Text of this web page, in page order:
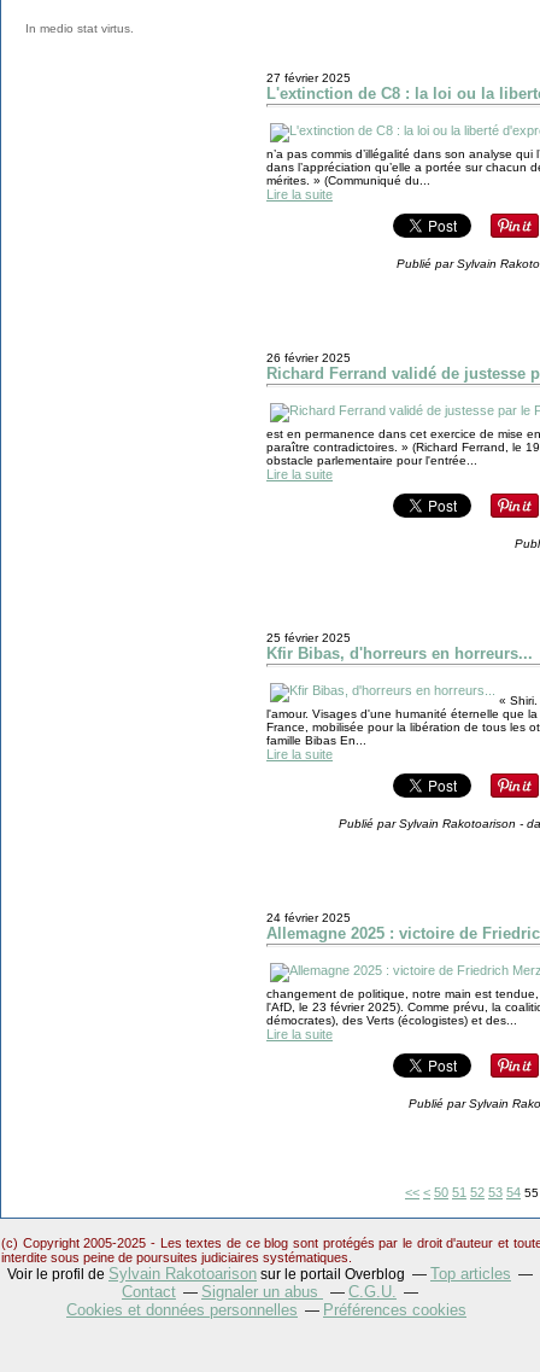
In medio stat virtus.
27 février 2025
L'extinction de C8 : la loi ou la
n’a pas commis d’illégalité dans son analyse
dans l’appréciation qu’elle a portée sur chacun
mérites. » (Communiqué du...
Lire la suite
Publié par Sylvain
26 février 2025
Richard Ferrand validé de justesse
est en permanence dans cet exercice de mise
paraître contradictoires. » (Richard Ferrand, le
obstacle parlementaire pour l'entrée...
Lire la suite
25 février 2025
Kfir Bibas, d'horreurs en horreurs...
«
l'amour. Visages d'une humanité éternelle que
France, mobilisée pour la libération de tous les
famille Bibas En...
Lire la suite
Publié par Sylvain Rakotoarison -
24 février 2025
Allemagne 2025 : victoire de
changement de politique, notre main est
l'AfD, le 23 février 2025). Comme prévu, la
démocrates), des Verts (écologistes) et des...
Lire la suite
Publié par Sylvain
<< < 10
20
30
40
50 51 52 53 54 55
(c) Copyright 2005-2025 - Les textes de ce blog sont protégés par le droit d'auteur et
interdite sous peine de poursuites judiciaires systématiques.
Voir le profil de Sylvain Rakotoarison sur le portail Overblog
Top articles
Contact
Signaler un abus
C.G.U.
Cookies et données personnelles
Préférences cookies